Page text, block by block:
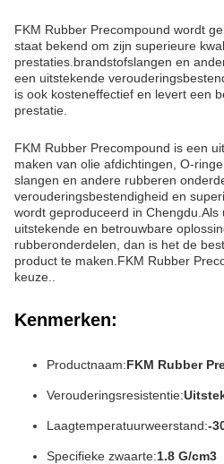
FKM Rubber Precompound wordt
staat bekend om zijn superieure
prestaties.brandstofslangen en
een uitstekende
is ook kosteneffectief en levert een
prestatie.
FKM Rubber Precompound is een
maken van olie afdichtingen, O-
slangen en andere rubberen
verouderingsbestendigheid en
wordt geproduceerd in
uitstekende en betrouwbare
rubberonderdelen, dan is het de
product te maken.FKM Rubber
keuze..
Kenmerken:
Productnaam:FKM Rubber
Verouderingsresistentie:
Laagtemperatuurweerstand:-
Specifieke zwaarte:1.8 G/cm3